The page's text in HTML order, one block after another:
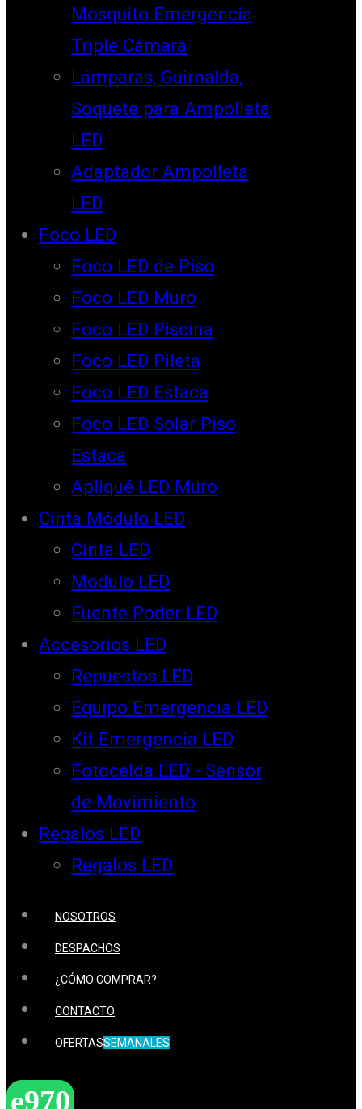
Mosquito Emergencia
Triple Cámara
Lámparas, Guirnalda,
Soquete para Ampolleta
LED
Adaptador Ampolleta
LED
Foco LED
Foco LED de Piso
Foco LED Muro
Foco LED Piscina
Foco LED Pileta
Foco LED Estaca
Foco LED Solar Piso
Estaca
Apliqué LED Muro
Cinta Módulo LED
Cinta LED
Modulo LED
Fuente Poder LED
Accesorios LED
Repuestos LED
Equipo Emergencia LED
Kit Emergencia LED
Fotocelda LED - Sensor
de Movimiento
Regalos LED
Regalos LED
NOSOTROS
DESPACHOS
¿CÓMO COMPRAR?
CONTACTO
OFERTASSEMANALES